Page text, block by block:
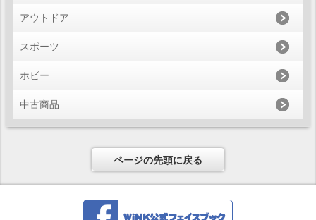
アウトドア
スポーツ
ホビー
中古商品
ページの先頭に戻る